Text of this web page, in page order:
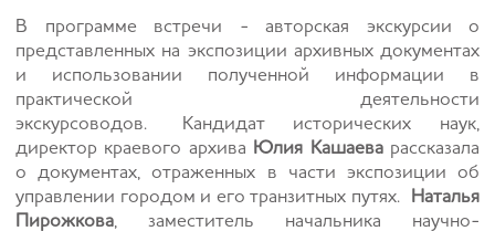
В программе встречи - авторская экскурсии о
представленных на экспозиции архивных документах
и использовании полученной информации в
практической деятельности
экскурсоводов.
Кандидат исторических наук,
директор краевого архива Юлия Кашаеварассказала
о документах, отраженных в части экспозиции об
управлении городом и его транзитных путях.
Наталья
Пирожкова, заместитель начальника научно-